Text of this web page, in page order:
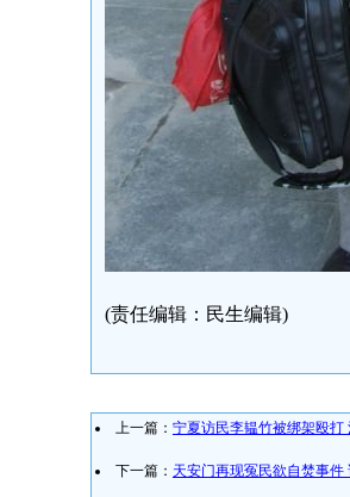
(责任编辑：民生编辑)
上一篇： 宁夏访民李韫竹被绑架殴打
下一篇： 天安门再现冤民欲自焚事